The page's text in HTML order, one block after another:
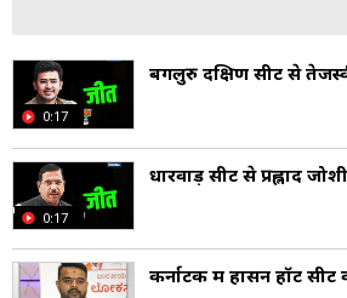
0:17
बेंगलुरु दक्षिण सीट से
0:17
धारवाड़ सीट से प्रह्लाद
कर्नाटक में हासन हॉट